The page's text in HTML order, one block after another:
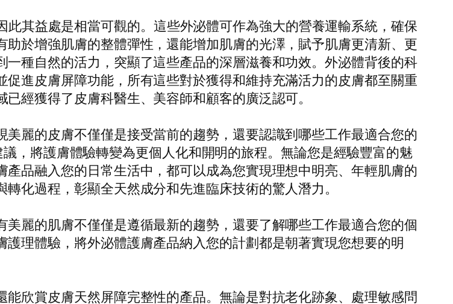
其益處是相當可觀的。這些外泌體可作為強大的營養運輸系統，確保
於增強肌膚的整體彈性，還能增加肌膚的光澤，賦予肌膚更清新、更
種自然的活力，突顯了這些產品的深層滋養和功效。外泌體背後的科
進皮膚屏障功能，所有這些對於獲得和維持充滿活力的皮膚都至關重
經獲得了皮膚科醫生、美容師和顧客的廣泛認可。
麗的皮膚不僅僅是接受當前的趨勢，還要認識到哪些工作最適合您的
，將護膚體驗轉變為更個人化和開明的旅程。無論您是經驗豐富的魅
品融入您的日常生活中，都可以成為您實現理想中明亮、年輕肌膚的
化過程，彰顯全天然成分和先進臨床技術的驚人潛力。
麗的肌膚不僅僅是遵循最新的趨勢，還要了解哪些工作最適合您的個
理體驗，將外泌體護膚產品納入您的計劃都是朝著實現您想要的明
欣賞皮膚天然屏障完整性的產品。無論是對抗老化跡象、處理敏感問